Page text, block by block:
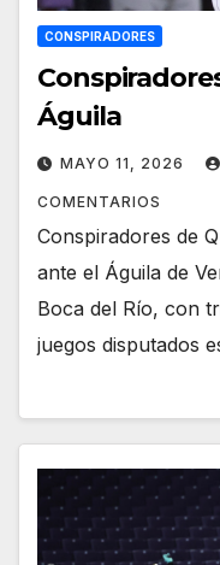
CONSPIRADORES
Águila
MAYO 11, 2026
COMENTARIOS
Conspiradores de
ante el Águila de
Boca del Río, con
juegos disputados